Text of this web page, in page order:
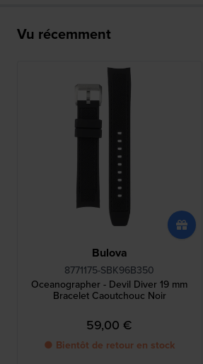
Vu récemment
Bulova
8771175-SBK96B350
Oceanographer - Devil Diver 19 mm
Bracelet Caoutchouc Noir
59,00 €
● Bientôt de retour en stock